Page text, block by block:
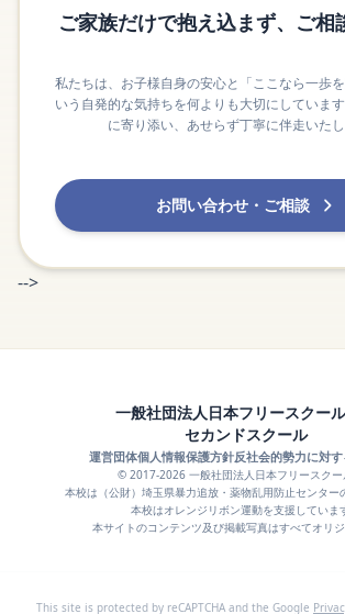
ご家族だけで抱え込まず、ご相
私たちは、お子様自身の安心と「ここなら一歩
いう自発的な気持ちを何よりも大切にしていま
に寄り添い、あせらず丁寧に伴走いたし
お問い合わせ・ご相談
-->
一般社団法人日本フリースクー
セカンドスクール
運営団体個人情報保護方針反社会的勢力に対
© 2017-2026 一般社団法人日本フリースクー
本校は（公財）埼玉県暴力追放・薬物乱用防止センター
本校はオレンジリボン運動を支援していま
本サイトのコンテンツ及び掲載写真はすべてオリジ
This site is protected by reCAPTCHA and the Google